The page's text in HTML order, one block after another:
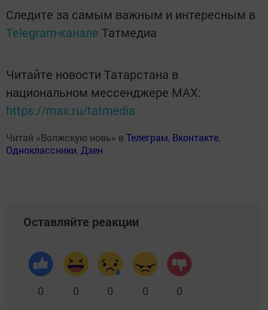
Следите за самым важным и интересным в
Telegram-канале Татмедиа
Читайте новости Татарстана в
национальном мессенджере MАХ:
https://max.ru/tatmedia
Читай «Волжскую новь» в Телеграм, Вконтакте,
Одноклассники,Дзен
Оставляйте реакции
0 0 0 0 0